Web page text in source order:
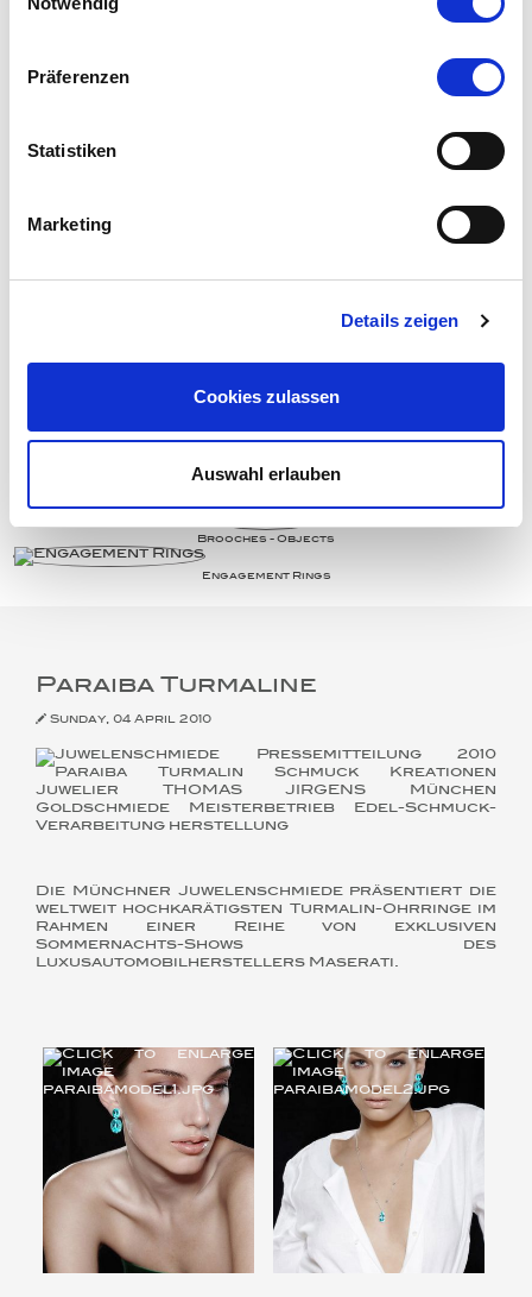
Präferenzen
Statistiken
Marketing
Details zeigen
Cookies zulassen
Auswahl erlauben
Brooches - Objects
Engagement Rings
Paraiba Turmaline
Sunday, 04 April 2010
Die Münchner Juwelenschmiede präsentiert die
weltweit hochkarätigsten Turmalin-Ohrringe im
Rahmen einer Reihe von exklusiven
Sommernachts-Shows des
Luxusautomobilherstellers Maserati.